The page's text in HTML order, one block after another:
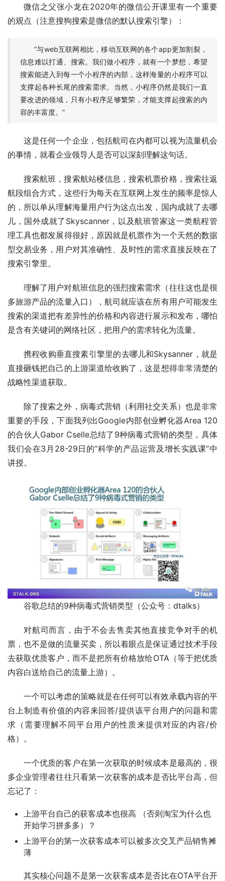
微信之父张小龙在2020年的微信公开课里有一个重要
的观点（注意搜狗搜索是微信的默认搜索引擎）：
“与web互联网相比，移动互联网的各个app更加割裂，
信息难以打通、搜索。我们做小程序，就有一个梦想，希望
搜索能进入到每一个小程序的内部，这样海量的小程序可以
支撑起各种长尾的搜索需求。当然，小程序仍然是我们一直
要改进的领域，只有小程序足够繁荣，才能支撑起搜索的内
容的丰富度。”
这是任何一个企业，包括航司在内都可以视为流量机会
的事情，就看企业领导人是否可以深刻理解这句话。
搜索航班，搜索航站楼信息，搜索机票价格，搜索往返
航段组合方式，这些行为每天在互联网上发生的频率是惊人
的，所以单从理解海量用户行为这点出发，国内成就了去哪
儿，国外成就了Skyscanner，以及航班管家这一类航程管
理工具也都发展得很好，原因就是机票作为一个天然的数据
型交易业务，用户对其准确性、及时性的需求直接反映在了
搜索引擎里。
理解了用户对航班信息的强烈搜索需求（往往这也是很
多旅游产品的流量入口），航司就应该在所有用户可能发生
搜索的渠道把有差异性的价格和内容进行展示和发布，哪怕
是含有关键词的网络社区，把用户的需求转化为流量。
携程收购垂直搜素引擎里的去哪儿和Skysanner，就是
直接砸钱把自己的上游渠道给收购了，这是想得非常清楚的
战略性渠道获取。
除了搜索之外，病毒式营销（利用社交关系）也是非常
重要的手段，下面我列出Google内部创业孵化器Area 120
的合伙人Gabor Cselle总结了9种病毒式营销的类型，具体
我们会在3月28-29日的“科学的产品运营及增长实践课”中
讲授。
谷歌总结的9种病毒式营销类型（公众号：dtalks）
对航司而言，由于不会去售卖其他直接竞争对手的机
票，也不是做的流量买卖，所以着眼点是保证通过技术手段
去获取优质客户，而不是把所有价格放给OTA（等于把优质
内容白送给自己的流量上游）。
一个可以考虑的策略就是在任何可以有效承载内容的平
台上制造有价值的内容来回答/提供该平台用户的问题和需
求（需要理解不同平台用户的性质来提供对应的内容/价
格）。
一个优质的客户在第一次获取的时候成本是最高的，很
多企业管理者往往只看第一次获客的成本是否比平台高，但
忘记了：
上游平台自己的获客成本也很高 （否则淘宝为什么也
开始学习拼多多）？
上游平台的第一次获客成本可以被多次交叉产品销售摊
薄
其实核心问题不是第一次获客成本是否比在OTA平台开